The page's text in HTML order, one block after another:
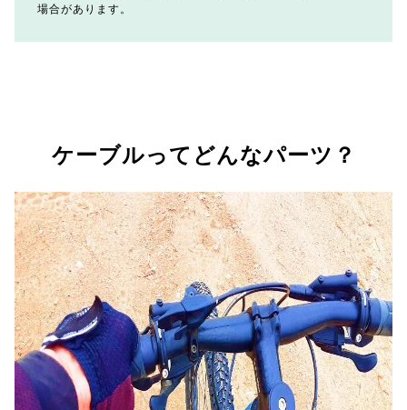
場合があります。
ケーブルってどんなパーツ？